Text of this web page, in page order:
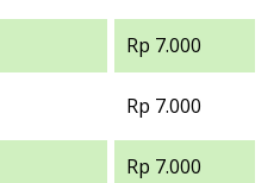
Rp 7.000
Rp 7.000
Rp 7.000